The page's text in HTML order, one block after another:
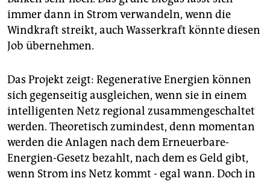
immer dann in Strom verwandeln, wenn die
Windkraft streikt, auch Wasserkraft könnte diesen
Job übernehmen.
Das Projekt zeigt: Regenerative Energien können
sich gegenseitig ausgleichen, wenn sie in einem
intelligenten Netz regional zusammengeschaltet
werden. Theoretisch zumindest, denn momentan
werden die Anlagen nach dem Erneuerbare-
Energien-Gesetz bezahlt, nach dem es Geld gibt,
wenn Strom ins Netz kommt - egal wann. Doch in